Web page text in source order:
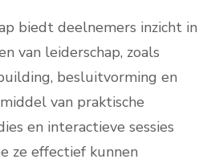
biedt deelnemers inzicht in
van leiderschap, zoals
besluitvorming en
van praktische
en interactieve sessies
ze effectief kunnen